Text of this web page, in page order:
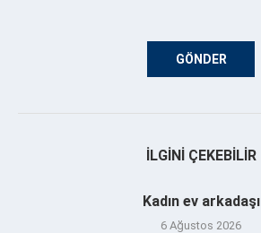
İLGINI ÇEKEBILIR
Kadın ev arkadaşı
6 Ağustos 2026